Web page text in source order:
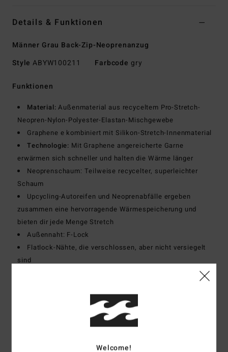
Details & Funktionen
Männer Grau Back-Zip-Neoprenanzug
Style ABYW100211 Farbcode gry
Funktionen
Material: Außenmaterial aus recyceltem Pro-Stretch-
Neopren-Nylon-Polyester-Elastan-Mischgewebe
Graphene e kombiniert mit Silikon-Stretch-Innenmaterial
Technologie: Mit Graphene angereicherte Garne
erwärmen sich schneller und halten die Wärme länger
Neoprenschaum: Teilweise recycelter, superleichter
Schaum
Upcycling-Autoreifen und Neoprenabfälle ergeben
zusammen eine hervorragende Wärmespeicherung und
bieten dir jede Menge Stretch
Außennaht: F-Lock
Flatlock-Nähte, die verschlossen, aber nicht versiegelt
sind
Back ZipWelcome!